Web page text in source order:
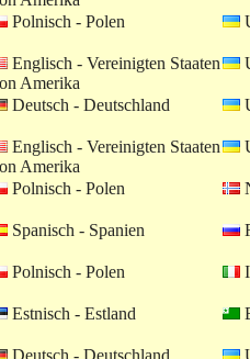
Polnisch - Polen
Englisch - Vereinigten Staaten
Amerika
Deutsch - Deutschland
Englisch - Vereinigten Staaten
Amerika
Polnisch - Polen
Spanisch - Spanien
Polnisch - Polen
Estnisch - Estland
Deutsch - Deutschland